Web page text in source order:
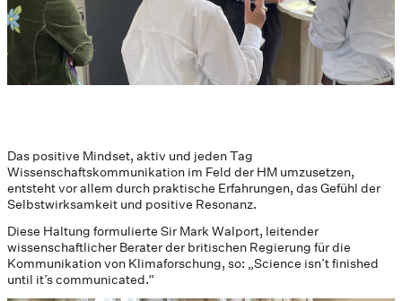
Das positive Mindset, aktiv und jeden Tag
Wissenschaftskommunikation im Feld der HM umzusetzen,
entsteht vor allem durch praktische Erfahrungen, das Gefühl der
Selbstwirksamkeit und positive Resonanz.
Diese Haltung formulierte Sir Mark Walport, leitender
wissenschaftlicher Berater der britischen Regierung für die
Kommunikation von Klimaforschung, so: „Science isn’t finished
until it’s communicated.“